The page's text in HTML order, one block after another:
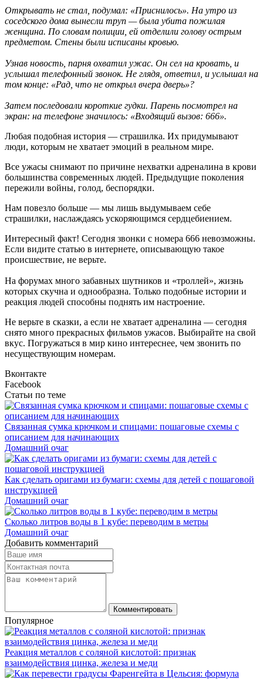
Открывать не стал, подумал: «Приснилось». На утро из
соседского дома вынесли труп — была убита пожилая
женщина. По словам полиции, ей отделили голову острым
предметом. Стены были исписаны кровью.
Узнав новость, парня охватил ужас. Он сел на кровать, и
услышал телефонный звонок. Не глядя, ответил, и услышал на
том конце: «Рад, что не открыл вчера дверь»?
Затем последовали короткие гудки. Парень посмотрел на
экран: на телефоне значилось: «Входящий вызов: 666».
Любая подобная история — страшилка. Их придумывают
люди, которым не хватает эмоций в реальном мире.
Все ужасы снимают по причине нехватки адреналина в крови
большинства современных людей. Предыдущие поколения
пережили войны, голод, беспорядки.
Нам повезло больше — мы лишь выдумываем себе
страшилки, наслаждаясь ускоряющимся сердцебиением.
Интересный факт! Сегодня звонки с номера 666 невозможны.
Если видите статью в интернете, описывающую такое
происшествие, не верьте.
На форумах много забавных шутников и «троллей», жизнь
которых скучна и однообразна. Только подобные истории и
реакция людей способны поднять им настроение.
Не верьте в сказки, а если не хватает адреналина — сегодня
снято много прекрасных фильмов ужасов. Выбирайте на свой
вкус. Погружаться в мир кино интереснее, чем звонить по
несуществующим номерам.
Вконтакте
Facebook
Статьи по теме
Связанная сумка крючком и спицами: пошаговые схемы с
описанием для начинающих
Домашний очаг
Как сделать оригами из бумаги: схемы для детей с пошаговой
инструкцией
Домашний очаг
Сколько литров воды в 1 кубе: переводим в метры
Домашний очаг
Добавить комментарий
Комментировать
Популярное
Реакция металлов с соляной кислотой: признак
взаимодействия цинка, железа и меди